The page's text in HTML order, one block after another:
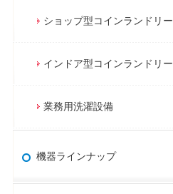
ショップ型コインランドリー
インドア型コインランドリー
業務用洗濯設備
機器ラインナップ